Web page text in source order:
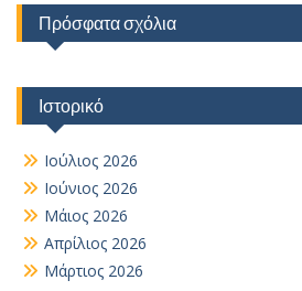
Πρόσφατα σχόλια
Ιστορικό
Ιούλιος 2026
Ιούνιος 2026
Μάιος 2026
Απρίλιος 2026
Μάρτιος 2026